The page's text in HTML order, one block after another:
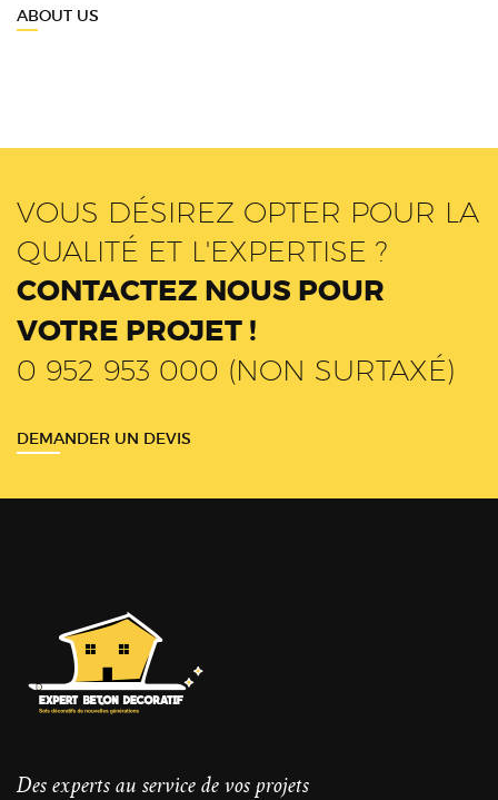
ABOUT US
VOUS DÉSIREZ OPTER POUR LA
QUALITÉ ET L'EXPERTISE ?
CONTACTEZ NOUS POUR
VOTRE PROJET !
0 952 953 000 (NON SURTAXÉ)
DEMANDER UN DEVIS
Des experts au service de vos projets